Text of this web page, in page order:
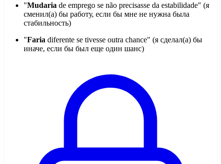
"Mudaria de emprego se não precisasse da estabilidade" (я
сменил(а) бы работу, если бы мне не нужна была
стабильность)
"Faria diferente se tivesse outra chance" (я сделал(а) бы
иначе, если бы был еще один шанс)